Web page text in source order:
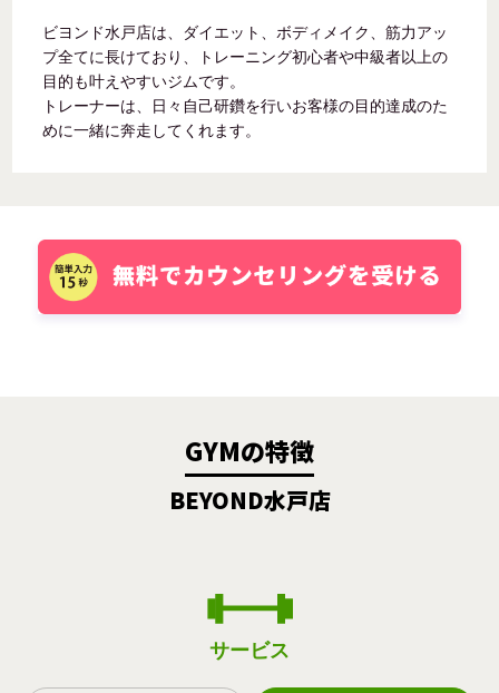
ビヨンド水戸店は、ダイエット、ボディメイク、筋力アッ
プ全てに長けており、トレーニング初心者や中級者以上の
目的も叶えやすいジムです。
トレーナーは、日々自己研鑽を行いお客様の目的達成のた
めに一緒に奔走してくれます。
GYMの特徴
BEYOND水戸店
サービス